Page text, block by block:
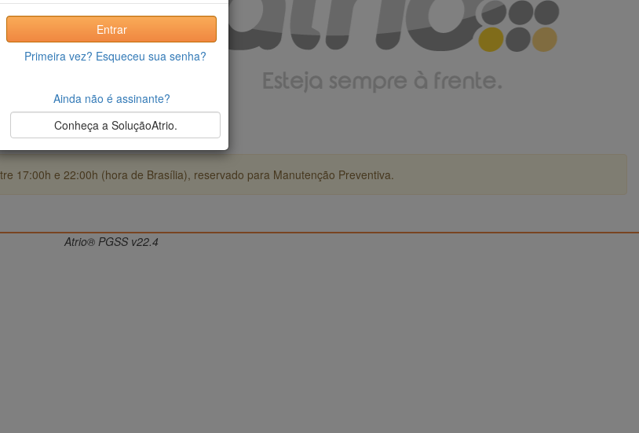
17:00h e 22:00h (hora de Brasília), reservado para Manutenção Preventiva.
Entrar
Primeira vez? Esqueceu sua senha?
Ainda não é assinante?
Conheça a SoluçãoAtrio.
Atrio® PGSS v22.4